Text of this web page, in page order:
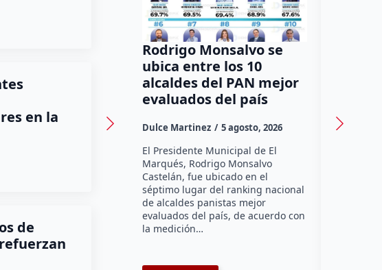
en la
de
Rodrigo Monsalvo se
ubica entre los 10
alcaldes del PAN mejor
evaluados del país
Dulce Martinez 5 agosto, 2026
El Presidente Municipal de El
Marqués, Rodrigo Monsalvo
Castelán, fue ubicado en el
séptimo lugar del ranking nacional
de alcaldes panistas mejor
evaluados del país, de acuerdo con
la medición…
de
Dulce
El
la zona